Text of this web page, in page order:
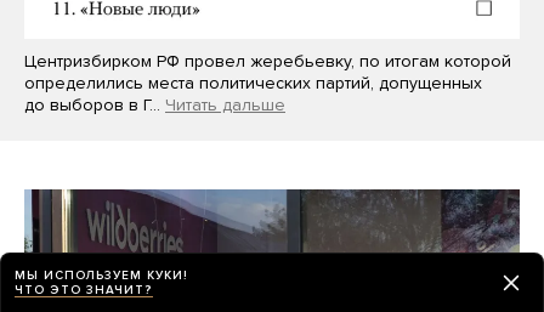
Центризбирком РФ провел жеребьевку, по итогам которой
определились места политических партий, допущенных
до выборов в Г… Читать дальше
МЫ ИСПОЛЬЗУЕМ КУКИ!
ЧТО ЭТО ЗНАЧИТ?